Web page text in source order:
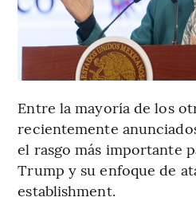
Entre la mayoría de los
recientemente
el rasgo más importante
Trump y su enfoque de
establishment.